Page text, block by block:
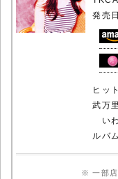
発売
ヒッ
武万
い
ルバ
※ 一部店